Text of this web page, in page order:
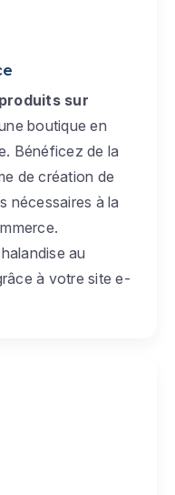
sur
boutique en
Bénéficez de la
de création de
nécessaires à la
au
à votre site e-